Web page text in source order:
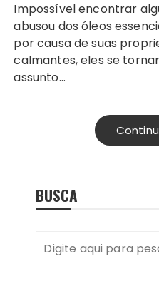
Impossível encontrar alguém que nunca usou e
abusou dos óleos
por causa de suas
calmantes, eles se
assunto…
BUSCA